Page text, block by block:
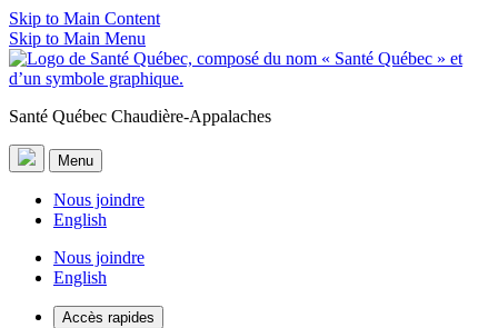
Skip to Main Content
Skip to Main Menu
Santé Québec Chaudière-Appalaches
Menu
Nous joindre
English
Nous joindre
English
Accès rapides